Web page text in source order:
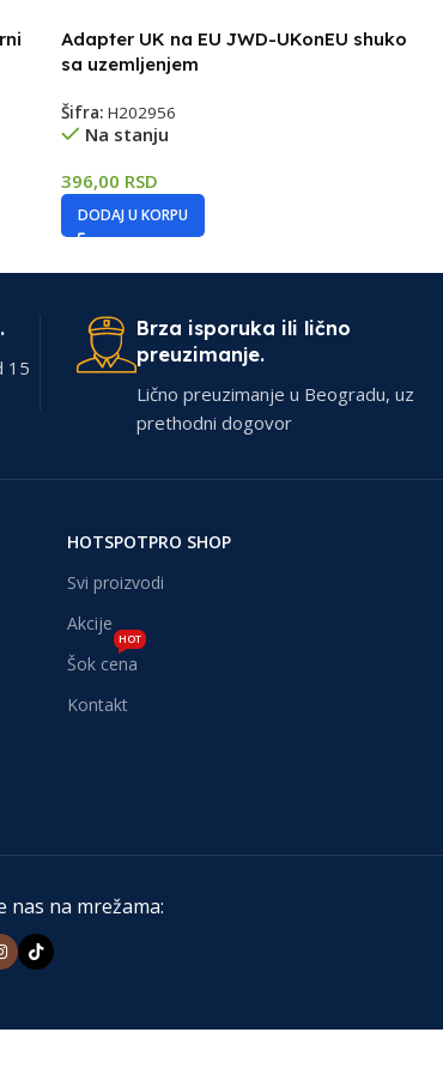
Adapter UK na EU JWD-UKonEU shuko
sa uzemljenjem
Šifra:H202956
Na stanju
396,00 RSD
DODAJ U KORPU
15
Brza isporuka ili lično
preuzimanje.
Lično preuzimanje u Beogradu, uz
prethodni dogovor
HOTSPOTPRO SHOP
Svi proizvodi
Akcije
Šok cena
HOT
Kontakt
nas na mrežama: